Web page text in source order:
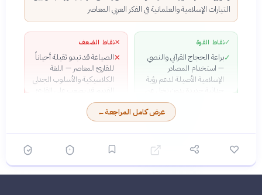
التيارات الإسلامية والعلمانية في الفكر العربي المعاصر
✓نقاط القوة
✓براعة الحجاج القرآني والنصي
— استخدام المصادر
الإسلامية الأصيلة لدعم رؤية
حداثية جديدة بدون تخلٍ عن
الجرأة الفكرية والأصالة —
الكتاب يقدم رؤية نقدية
الوسط الإسلامي برغم أنه من
عالِم أزهري، مما يعطيه وزناً
حقيقياً في النقاش
✕نقاط الضعف
✕الصياغة قد تبدو ثقيلة أحياناً
للقارئ المعاصر — اللغة
الكلاسيكية والأسلوب الجدلي
القديم قد يصعب على القارئ
الحديث
✕غياب التطبيقات العملية —
الكتاب يركز على الأسس
عملية واضحة لكيفية حكم
علماني في سياق إسلامي
عرض كامل المراجعة←